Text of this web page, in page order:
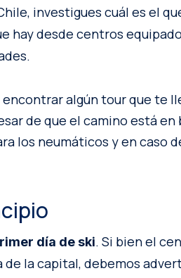
investigues cuál es el
hay desde centros
algún tour que te
de que el camino está en
los neumáticos y en caso
día de ski. Si bien el
la capital, debemos